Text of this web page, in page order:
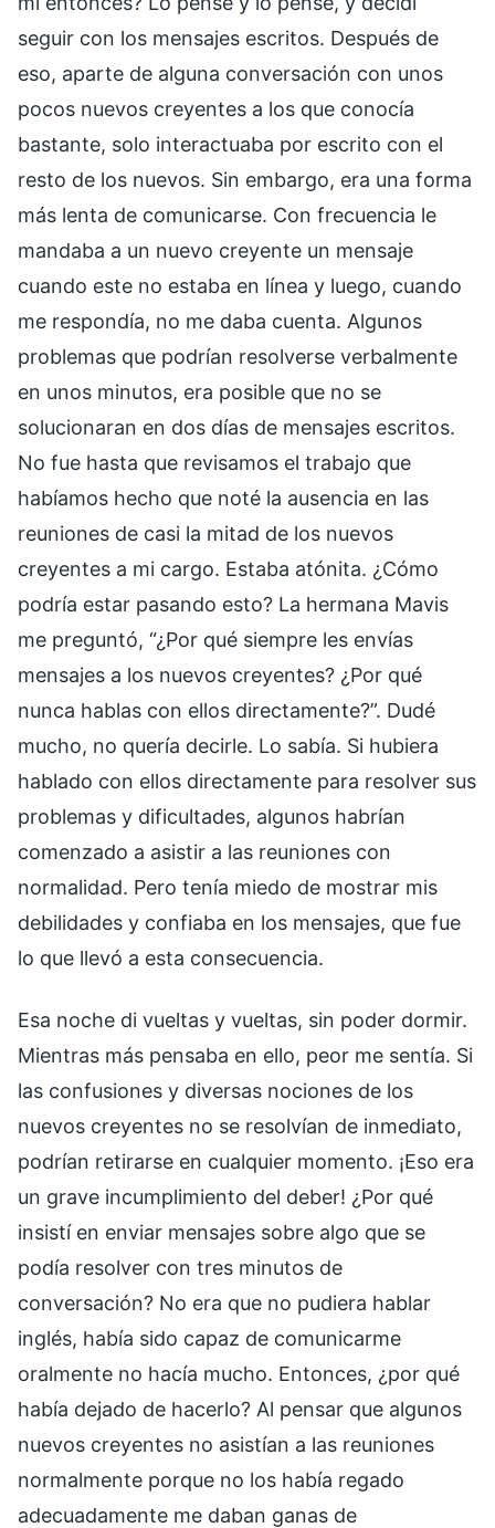
seguir con los mensajes escritos. Después de
eso, aparte de alguna conversación con unos
pocos nuevos creyentes a los que conocía
bastante, solo interactuaba por escrito con el
resto de los nuevos. Sin embargo, era una forma
más lenta de comunicarse. Con frecuencia le
mandaba a un nuevo creyente un mensaje
cuando este no estaba en línea y luego, cuando
me respondía, no me daba cuenta. Algunos
problemas que podrían resolverse verbalmente
en unos minutos, era posible que no se
solucionaran en dos días de mensajes escritos.
No fue hasta que revisamos el trabajo que
habíamos hecho que noté la ausencia en las
reuniones de casi la mitad de los nuevos
creyentes a mi cargo. Estaba atónita. ¿Cómo
podría estar pasando esto? La hermana Mavis
me preguntó, “¿Por qué siempre les envías
mensajes a los nuevos creyentes? ¿Por qué
nunca hablas con ellos directamente?”. Dudé
mucho, no quería decirle. Lo sabía. Si hubiera
hablado con ellos directamente para resolver sus
problemas y dificultades, algunos habrían
comenzado a asistir a las reuniones con
normalidad. Pero tenía miedo de mostrar mis
debilidades y confiaba en los mensajes, que fue
lo que llevó a esta consecuencia.
Esa noche di vueltas y vueltas, sin poder dormir.
Mientras más pensaba en ello, peor me sentía. Si
las confusiones y diversas nociones de los
nuevos creyentes no se resolvían de inmediato,
podrían retirarse en cualquier momento. ¡Eso era
un grave incumplimiento del deber! ¿Por qué
insistí en enviar mensajes sobre algo que se
podía resolver con tres minutos de
conversación? No era que no pudiera hablar
inglés, había sido capaz de comunicarme
oralmente no hacía mucho. Entonces, ¿por qué
había dejado de hacerlo? Al pensar que algunos
nuevos creyentes no asistían a las reuniones
normalmente porque no los había regado
adecuadamente me daban ganas de